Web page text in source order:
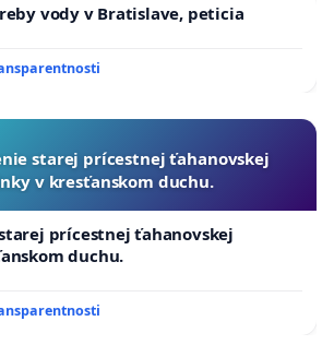
vody v Bratislave, peticia
starej prícestnej ťahanovskej
v kresťanskom duchu.
prícestnej ťahanovskej
duchu.